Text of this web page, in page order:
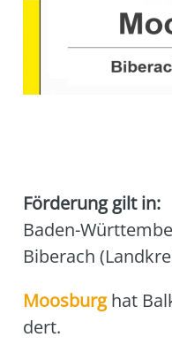
Moos­burghat
dert.
Förderung gilt in:
Baden-
Biberach